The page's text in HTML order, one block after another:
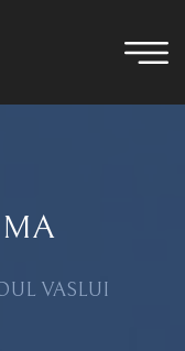
VASLUI